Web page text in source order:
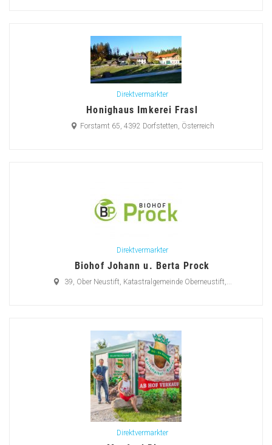
Direktvermarkter
Honighaus Imkerei Frasl
Forstamt 65, 4392 Dorfstetten, Österreich
Direktvermarkter
Biohof Johann u. Berta Prock
39, Ober Neustift, Katastralgemeinde Oberneustift,...
Direktvermarkter